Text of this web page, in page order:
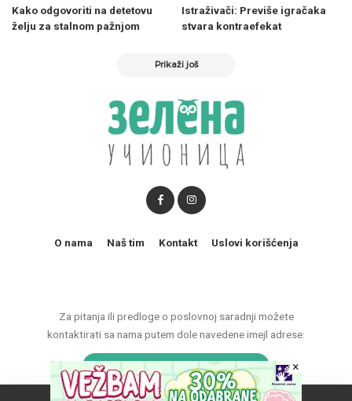
Kako odgovoriti na detetovu
želju za stalnom pažnjom
Istraživači: Previše igračaka
stvara kontraefekat
Prikaži još
Za pitanja ili predloge o poslovnoj saradnji možete
kontaktirati sa nama putem dole navedene imejl adrese:
marketing@zelenaucionica.com
O nama Naš tim Kontakt Uslovi korišćenja
×